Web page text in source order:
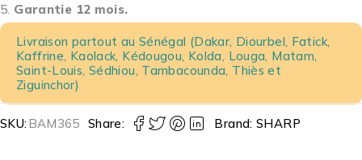
Garantie 12 mois.
Livraison partout au Sénégal (Dakar, Diourbel, Fatick,
Kaffrine, Kaolack, Kédougou, Kolda, Louga, Matam,
Saint-Louis, Sédhiou, Tambacounda, Thiès et
Ziguinchor)
SKU:BAM365 Share: Brand: SHARP